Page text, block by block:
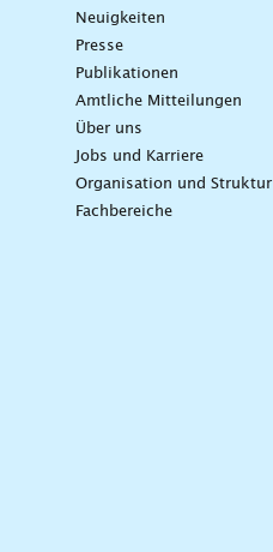
Neuigkeiten
Presse
Publikationen
Amtliche Mitteilungen
Über uns
Jobs und Karriere
Organisation und Struktur
Fachbereiche